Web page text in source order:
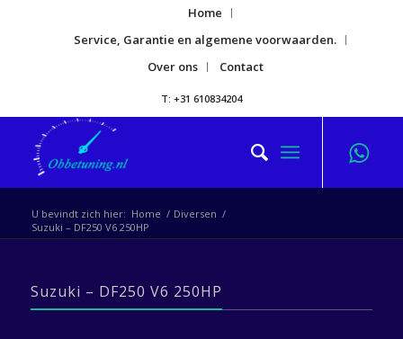
Home
Service, Garantie en algemene voorwaarden.
Over ons
Contact
T: +31 610834204
U bevindt zich hier: Home / Diversen /
Suzuki – DF250 V6 250HP
Suzuki – DF250 V6 250HP